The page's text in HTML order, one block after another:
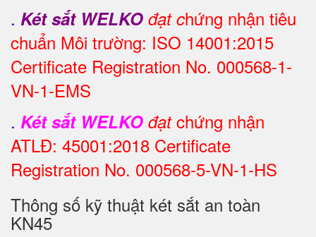
. Két sắt WELKO đạt chứng nhận tiêu
chuẩn Môi trường: ISO 14001:2015
Certificate Registration No. 000568-1-
VN-1-EMS
. Két sắt WELKO đạtchứng nhận
ATLĐ: 45001:2018 Certificate
Registration No. 000568-5-VN-1-HS
Thông số kỹ thuật két sắt an toàn
KN45